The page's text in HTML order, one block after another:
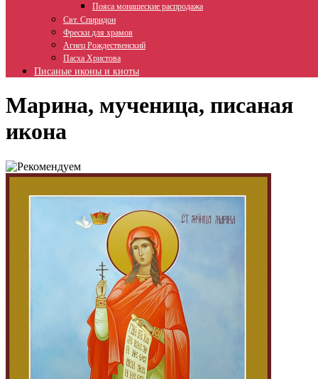
Пояса монашеские распродажа
Свт. Спиридон
Фрески для храмов
Агнец Рождественский
Пасха Христова
Писаные иконы и киоты
Марина, мученица, писаная
икона